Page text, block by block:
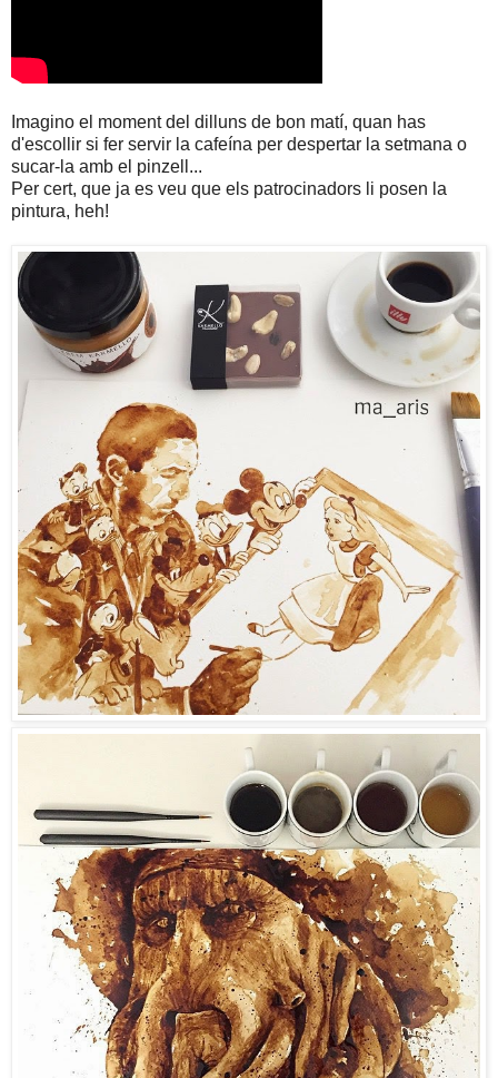
Imagino el moment del dilluns de bon matí, quan has
d'escollir si fer servir la cafeína per despertar la setmana o
sucar-la amb el pinzell...
Per cert, que ja es veu que els patrocinadors li posen la
pintura, heh!